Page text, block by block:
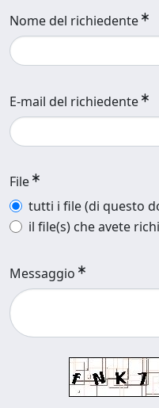
Nome del richiedente
E-mail del richiedente
File
tutti i file (di questo
il file(s) che avete
Messaggio